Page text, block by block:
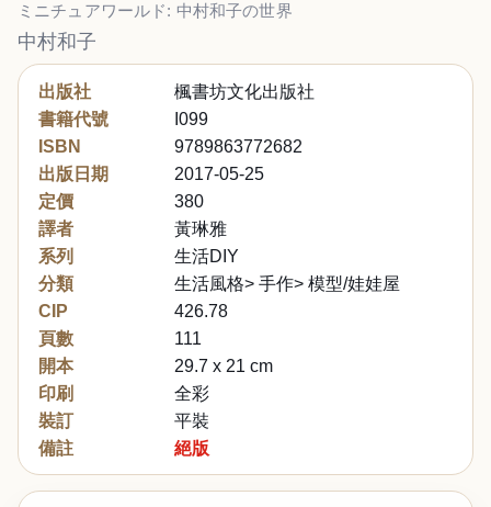
ミニチュアワールド: 中村和子の世界
中村和子
出版社
楓書坊文化出版社
書籍代號
I099
ISBN
9789863772682
出版日期
2017-05-25
定價
380
譯者
黃琳雅
系列
生活DIY
分類
生活風格> 手作> 模型/娃娃屋
CIP
426.78
頁數
111
開本
29.7 x 21 cm
印刷
全彩
裝訂
平裝
備註
絕版